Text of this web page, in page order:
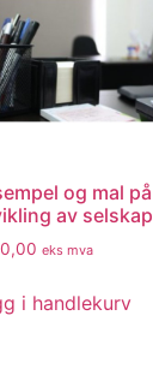
og mal på
av selskap
eks mva
i handlekurv